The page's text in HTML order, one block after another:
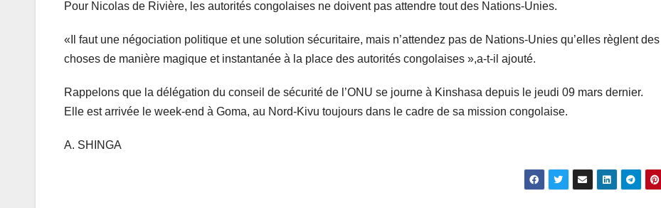
Pour Nicolas de Rivière, les autorités congolaises ne doivent pas attendre tout des Nations-Unies.
«Il faut une négociation politique et une solution sécuritaire, mais n’attendez pas de Nations-Unies qu’elles règlent des
choses de manière magique et instantanée à la place des autorités congolaises »,a-t-il ajouté.
Rappelons que la délégation du conseil de sécurité de l’ONU se journe à Kinshasa depuis le jeudi 09 mars dernier.
Elle est arrivée le week-end à Goma, au Nord-Kivu toujours dans le cadre de sa mission congolaise.
A. SHINGA